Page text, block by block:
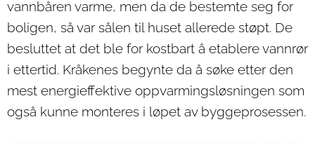
vannbåren varme, men da de bestemte seg for
boligen, så var sålen til huset allerede støpt. De
besluttet at det ble for kostbart å etablere vannrør
i ettertid. Kråkenes begynte da å søke etter den
mest energieffektive oppvarmingsløsningen som
også kunne monteres i løpet av byggeprosessen.